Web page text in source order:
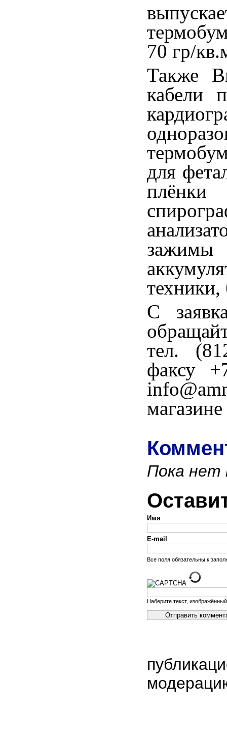
70 гр/
Также
кабели
для
С
тел.
факсу
Пока нет
Имя
E-mail
Все поля обязательны к
Наберите текст,